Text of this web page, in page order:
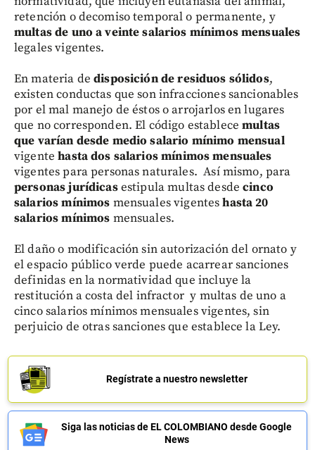
retención o decomiso temporal o permanente, y
multas de uno a veinte salarios mínimos mensuales
legales vigentes.
En materia dedisposición de residuos sólidos,
existen conductas que son infracciones sancionables
por el mal manejo de éstos o arrojarlos en lugares
que no corresponden. El código establecemultas
que varían desde medio salario mínimo mensual
vigentehasta dos salarios mínimos mensuales
vigentes para personas naturales. Así mismo, para
personas jurídicasestipula multas desde cinco
salarios mínimos mensuales vigenteshasta 20
salarios mínimos mensuales.
El daño o modificación sin autorización del ornato y
el espacio público verde puede acarrear sanciones
definidas en la normatividad que incluye la
restitución a costa del infractor y multas de uno a
cinco salarios mínimos mensuales vigentes, sin
perjuicio de otras sanciones que establece la Ley.
Regístrate a nuestro newsletter
Siga las noticias de EL COLOMBIANO desde Google
News